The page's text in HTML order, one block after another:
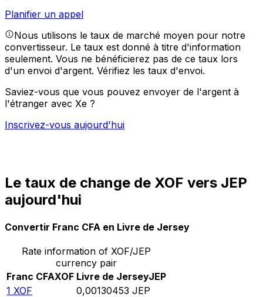
Planifier un appel
Nous utilisons le taux de marché moyen pour notre
convertisseur. Le taux est donné à titre d'information
seulement. Vous ne bénéficierez pas de ce taux lors
d'un envoi d'argent. Vérifiez les taux d'envoi.
Saviez-vous que vous pouvez envoyer de l'argent à
l'étranger avec Xe ?
Inscrivez-vous aujourd'hui
Le taux de change de XOF vers JEP
aujourd'hui
Convertir Franc CFA en Livre de Jersey
Rate information of XOF/JEP
currency pair
Franc CFAXOF Livre de JerseyJEP
1 XOF 0,00130453 JEP